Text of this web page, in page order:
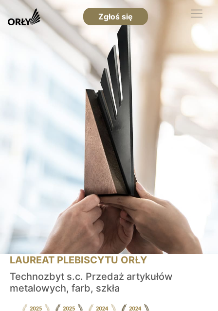
Zgłoś się
LAUREAT PLEBISCYTU ORŁY
Technozbyt s.c. Przedaż artykułów
metalowych, farb, szkła